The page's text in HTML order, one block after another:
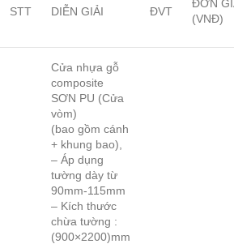
STT DIỄN GIẢI ĐVT
ĐƠN
(VNĐ)
Cửa nhựa gỗ
composite
SƠN PU (Cửa
vòm)
(bao gồm cánh
+ khung bao),
– Áp dụng
tường dày từ
90mm-115mm
– Kích thước
chừa tường :
(900×2200)mm